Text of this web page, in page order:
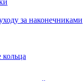
за наконечниками